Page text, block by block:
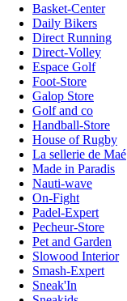
Basket-Center
Daily Bikers
Direct Running
Direct-Volley
Espace Golf
Foot-Store
Galop Store
Golf and co
Handball-Store
House of Rugby
La sellerie de Maé
Made in Paradis
Nauti-wave
On-Fight
Padel-Expert
Pecheur-Store
Pet and Garden
Slowood Interior
Smash-Expert
Sneak'In